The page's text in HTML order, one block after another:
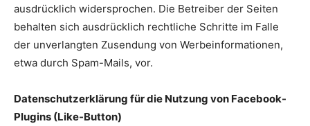
ausdrücklich widersprochen. Die Betreiber der Seiten
behalten sich ausdrücklich rechtliche Schritte im Falle
der unverlangten Zusendung von Werbeinformationen,
etwa durch Spam-Mails, vor.
Datenschutzerklärung für die Nutzung von Facebook-
Plugins (Like-Button)